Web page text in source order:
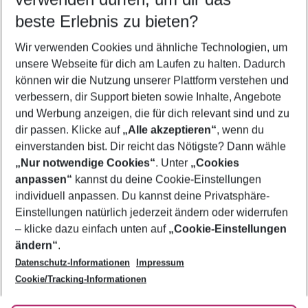
5-8 Nächte
2 Erwachsene Keine Kinder
Mehr Filter anzeigen
Footer
Footer navigation
Über uns
AGB
Bestpreisgarantie
Cookie-Einstellungen ändern
Cookie-Richtlinie
Agenturbetreuung
Barrierefreies Reisen
Folge uns
beste Erlebnis zu bieten?
Wir verwenden Cookies und ähnliche Technologien, um
unsere Webseite für dich am Laufen zu halten. Dadurch
können wir die Nutzung unserer Plattform verstehen und
verbessern, dir Support bieten sowie Inhalte, Angebote
und Werbung anzeigen, die für dich relevant sind und zu
dir passen. Klicke auf „Alle akzeptieren“, wenn du
einverstanden bist. Dir reicht das Nötigste? Dann wähle
„Nur notwendige Cookies“. Unter „Cookies
anpassen“ kannst du deine Cookie-Einstellungen
individuell anpassen. Du kannst deine Privatsphäre-
Einstellungen natürlich jederzeit ändern oder widerrufen
– klicke dazu einfach unten auf „Cookie-Einstellungen
ändern“.
Datenschutz-Informationen
Impressum
Cookie/Tracking-Informationen